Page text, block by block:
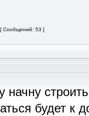
[ Сообщений: 53 ]
начну
будет к